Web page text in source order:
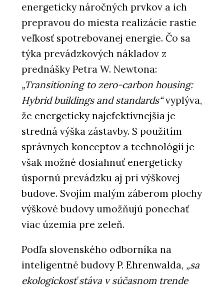
energeticky náročných prvkov a ich
prepravou do miesta realizácie rastie
veľkosť spotrebovanej energie. Čo sa
týka prevádzkových nákladov z
prednášky Petra W. Newtona:
„Transitioning to zero-carbon housing:
Hybrid buildings and standards“vyplýva,
že energeticky najefektívnejšia je
stredná výška zástavby. S použitím
správnych konceptov a technológií je
však možné dosiahnuť energeticky
úspornú prevádzku aj pri výškovej
budove. Svojím malým záberom plochy
výškové budovy umožňujú ponechať
viac územia pre zeleň.
Podľa slovenského odborníka na
inteligentné budovy P. Ehrenwalda, „sa
ekologickosť stáva v súčasnom trende